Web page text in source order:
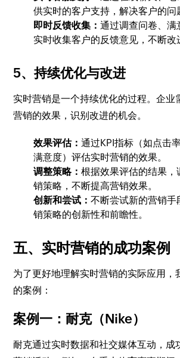
供实时的客户支持，解决客户的问
即时反馈收集：通过调查问卷、满
实时收集客户的反馈意见，不断改
5、持续优化与改进
实时营销是一个持续优化的过程。企业
营销的效果，识别改进的机会。
效果评估：通过KPI指标（如点击
满意度）评估实时营销的效果。
调整策略：根据效果评估的结果
销策略，不断提高营销效果。
创新和尝试：不断尝试新的营销
销策略的创新性和前瞻性。
五、实时营销的成功案例
为了更好地理解实时营销的实际应用，
的案例：
案例一：耐克（Nike）
耐克通过实时数据和社交媒体互动，成